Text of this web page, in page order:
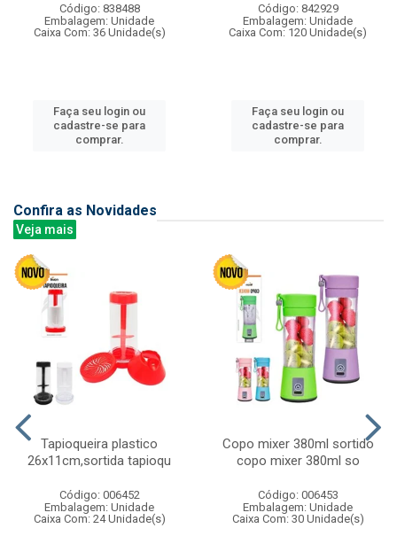
Código: 838488
Embalagem: Unidade
Caixa Com: 36 Unidade(s)
Faça seu login ou
cadastre-se para
comprar.
Código: 842929
Embalagem: Unidade
Caixa Com: 120 Unidade(s)
Faça seu login ou
cadastre-se para
comprar.
Confira as Novidades
Veja mais
Tapioqueira plastico
26x11cm,sortida tapioqu
Código: 006452
Embalagem: Unidade
Caixa Com: 24 Unidade(s)
Copo mixer 380ml sortido
copo mixer 380ml so
Código: 006453
Embalagem: Unidade
Caixa Com: 30 Unidade(s)